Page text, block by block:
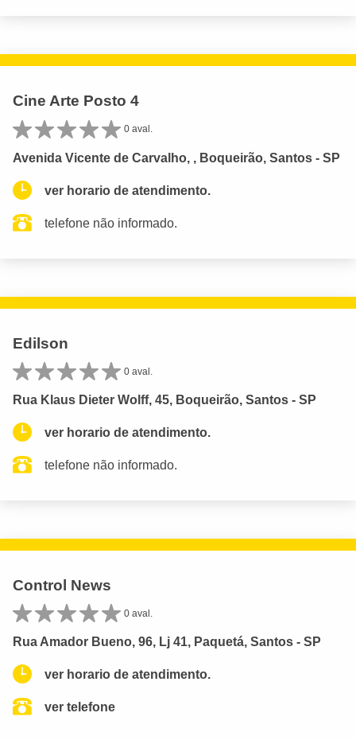
Cine Arte Posto 4
0 aval.
Avenida Vicente de Carvalho, , Boqueirão, Santos - SP
ver horario de atendimento.
telefone não informado.
Edilson
0 aval.
Rua Klaus Dieter Wolff, 45, Boqueirão, Santos - SP
ver horario de atendimento.
telefone não informado.
Control News
0 aval.
Rua Amador Bueno, 96, Lj 41, Paquetá, Santos - SP
ver horario de atendimento.
ver telefone